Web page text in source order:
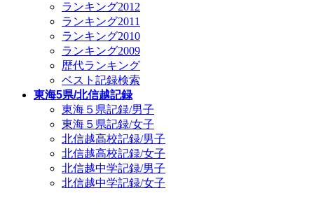
ランキング2012
ランキング2011
ランキング2010
ランキング2009
歴代ランキング
ベスト記録検索
東海5県/北信越記録
東海５県記録/男子
東海５県記録/女子
北信越高校記録/男子
北信越高校記録/女子
北信越中学記録/男子
北信越中学記録/女子